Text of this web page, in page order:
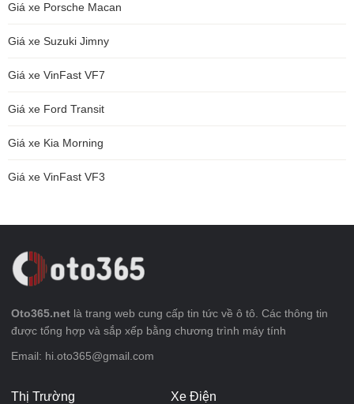
Giá xe Porsche Macan
Giá xe Suzuki Jimny
Giá xe VinFast VF7
Giá xe Ford Transit
Giá xe Kia Morning
Giá xe VinFast VF3
Oto365.net là trang web cung cấp tin tức về ô tô. Các thông tin
được tổng hợp và sắp xếp bằng chương trình máy tính
Email: hi.oto365@gmail.com
Thị Trường Xe Điện